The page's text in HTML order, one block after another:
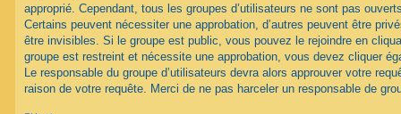
approprié. Cependant, tous les groupes d’utilisateurs ne sont pas
Certains peuvent nécessiter une approbation, d’autres peuvent être
être invisibles. Si le groupe est public, vous pouvez le rejoindre en
groupe est restreint et nécessite une approbation, vous devez cliquer
Le responsable du groupe d’utilisateurs devra alors approuver votre
raison de votre requête. Merci de ne pas harceler un responsable de